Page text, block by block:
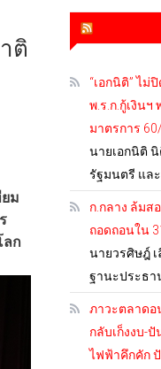
ติ
ม
ลก
“เอกนิติ” ไม่
พ.ร.ก.กู้เงินฯ
มาตรการ
นายเอกนิติ
รัฐมนตรี และ
ก.กลาง ล้มส
ถอดถอนใน
นายวรศิษฎ์
ฐานะประธา
ภาวะตลาดอ
กลับเก็งงบ-
ไฟฟ้าคึกคัก